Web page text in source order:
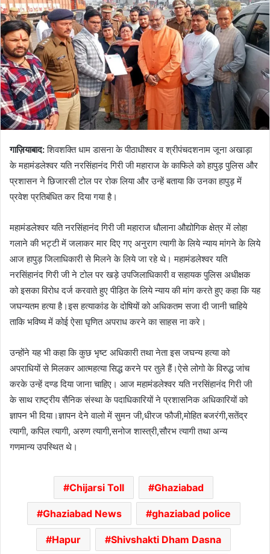
गाज़ियाबाद:शिवशक्ति धाम डासना के पीठाधीश्वर व श्रीपंचदशनाम जूना अखाड़ा
के महामंडलेश्वर यति नरसिंहानंद गिरी जी महाराज के काफिले को हापुड़ पुलिस और
प्रशासन ने छिजारसी टोल पर रोक लिया और उन्हें बताया कि उनका हापुड़ में
प्रवेश प्रतिबंधित कर दिया गया है।
महामंडलेश्वर यति नरसिंहानंद गिरी जी महाराज धौलाना औद्योगिक क्षेत्र में लोहा
गलाने की भट्टी में जलाकर मार दिए गए अनुराग त्यागी के लिये न्याय मांगने के लिये
आज हापुड़ जिलाधिकारी से मिलने के लिये जा रहे थे। महामंडलेश्वर यति
नरसिंहानंद गिरी जी ने टोल पर खड़े उपजिलाधिकारी व सहायक पुलिस अधीक्षक
को इसका विरोध दर्ज करवाते हुए पीड़ित के लिये न्याय की मांग करते हुए कहा कि यह
जघन्यतम हत्या है।इस हत्याकांड के दोषियों को अधिकतम सजा दी जानी चाहिये
ताकि भविष्य में कोई ऐसा घृणित अपराध करने का साहस ना करे।
उन्होंने यह भी कहा कि कुछ भृष्ट अधिकारी तथा नेता इस जघन्य हत्या को
अपराधियों से मिलकर आत्महत्या सिद्ध करने पर तुले हैं।ऐसे लोगो के विरुद्ध जांच
करके उन्हें दण्ड दिया जाना चाहिए। आज महामंडलेश्वर यति नरसिंहानंद गिरी जी
के साथ राष्ट्रीय सैनिक संस्था के पदाधिकारियों ने प्रशासनिक अधिकारियों को
ज्ञापन भी दिया।ज्ञापन देने वालो में सुमन जी,धीरज फौजी,मोहित बजरंगी,सतेंद्र
त्यागी, कपिल त्यागी, अरुण त्यागी,सनोज शास्त्री,सौरभ त्यागी तथा अन्य
गणमान्य उपस्थित थे।
Chijarsi Toll Ghaziabad
Ghaziabad News ghaziabad police
Hapur Shivshakti Dham Dasna